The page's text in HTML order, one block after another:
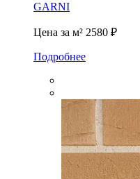
GARNI
Цена за м² 2580 ₽
Подробнее